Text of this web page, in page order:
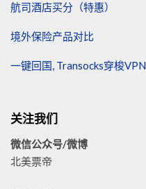
航司酒店买分（特惠）
境外保险产品对比
一键回国, Transocks穿梭VPN
关注我们
微信公众号/微博
北美票帝